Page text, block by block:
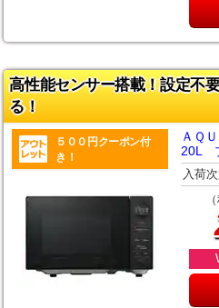
高性能センサー搭載！設定不
る！
５００円クーポン付
き！
ＡＱ
20L
入荷